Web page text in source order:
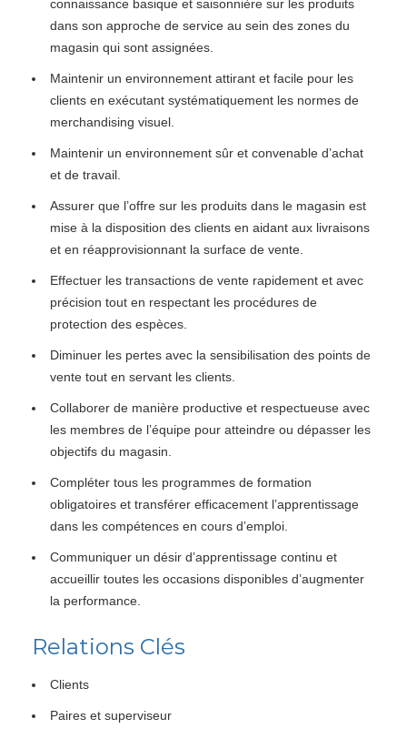
connaissance basique et saisonnière sur les produits
dans son approche de service au sein des zones du
magasin qui sont assignées.
Maintenir un environnement attirant et facile pour les
clients en exécutant systématiquement les normes de
merchandising visuel.
Maintenir un environnement sûr et convenable d’achat
et de travail.
Assurer que l’offre sur les produits dans le magasin est
mise à la disposition des clients en aidant aux livraisons
et en réapprovisionnant la surface de vente.
Effectuer les transactions de vente rapidement et avec
précision tout en respectant les procédures de
protection des espèces.
Diminuer les pertes avec la sensibilisation des points de
vente tout en servant les clients.
Collaborer de manière productive et respectueuse avec
les membres de l’équipe pour atteindre ou dépasser les
objectifs du magasin.
Compléter tous les programmes de formation
obligatoires et transférer efficacement l’apprentissage
dans les compétences en cours d’emploi.
Communiquer un désir d’apprentissage continu et
accueillir toutes les occasions disponibles d’augmenter
la performance.
Relations Clés
Clients
Paires et superviseur